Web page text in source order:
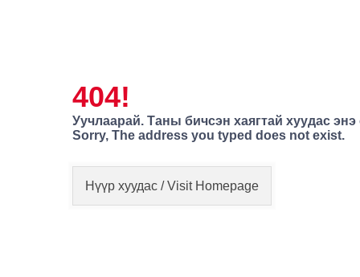
404!
Уучлаарай. Таны бичсэн хаягтай хуудас
Sorry, The address you typed does not exist.
Нүүр хуудас / Visit Homepage